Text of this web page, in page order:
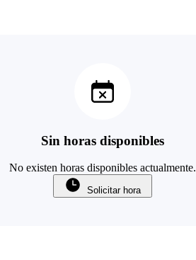
Sin horas disponibles
No existen horas disponibles actualmente.
Solicitar hora